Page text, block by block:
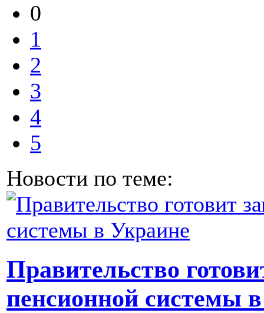
0
1
2
3
4
5
Новости по теме:
Правительство
пенсионной системы